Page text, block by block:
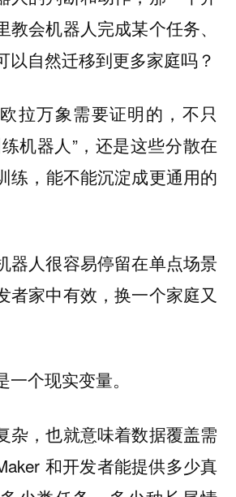
教会机器人完成某个任务、
以自然迁移到更多家庭吗？
拉万象需要证明的，不只
机器人”，还是这些分散在
练， 能不能沉淀成更通用的
器人很容易停留在单点场景
者家中有效，换一个家庭又
个现实变量。
杂，也就意味着数据覆盖需
和开发者能提供多少真